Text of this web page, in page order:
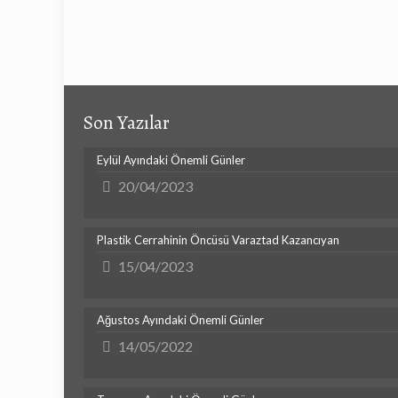
Son Yazılar
Eylül Ayındaki Önemli Günler
20/04/2023
Plastik Cerrahinin Öncüsü Varaztad Kazancıyan
15/04/2023
Ağustos Ayındaki Önemli Günler
14/05/2022